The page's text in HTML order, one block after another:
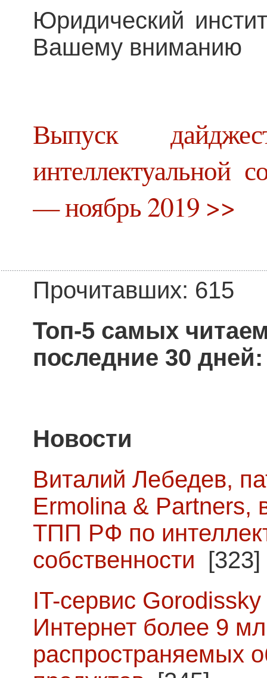
Юридический
Вашему вниманию
Выпуск
интеллектуальной
— ноябрь 2019 >>
Прочитавших: 615
Топ-5 самых
последние 30 дней:
Новости
Виталий Лебедев,
Ermolina & Partners,
ТПП РФ по
собственности [323]
IT-сервис
Интернет более 9
распространяемых